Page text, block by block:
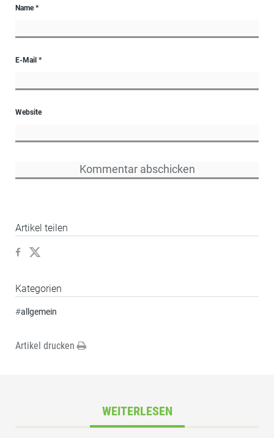
Name*
E-Mail *
Website
Artikel teilen
Kategorien
#allgemein
Artikel drucken
WEITERLESEN